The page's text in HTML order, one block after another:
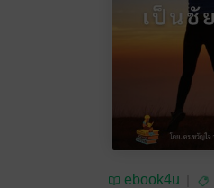
ebook4u